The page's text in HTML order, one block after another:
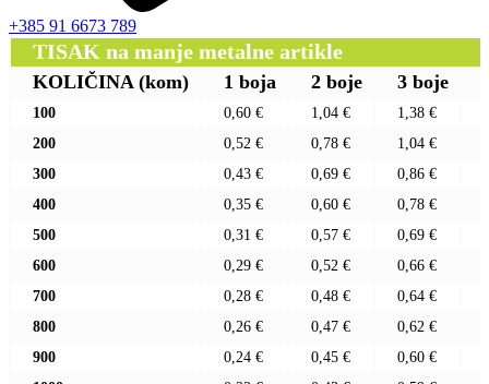
+385 91 6673 789
TISAK na manje metalne artikle
KOLIČINA (kom) 1 boja 2 boje 3 boje
100 0,60 € 1,04 € 1,38 €
200
0,52 € 0,78 € 1,04 €
300
0,43 € 0,69 € 0,86 €
400
0,35 € 0,60 € 0,78 €
500
0,31 € 0,57 € 0,69 €
600
0,29 € 0,52 € 0,66 €
700
0,28 € 0,48 € 0,64 €
800
0,26 € 0,47 € 0,62 €
900
0,24 € 0,45 € 0,60 €